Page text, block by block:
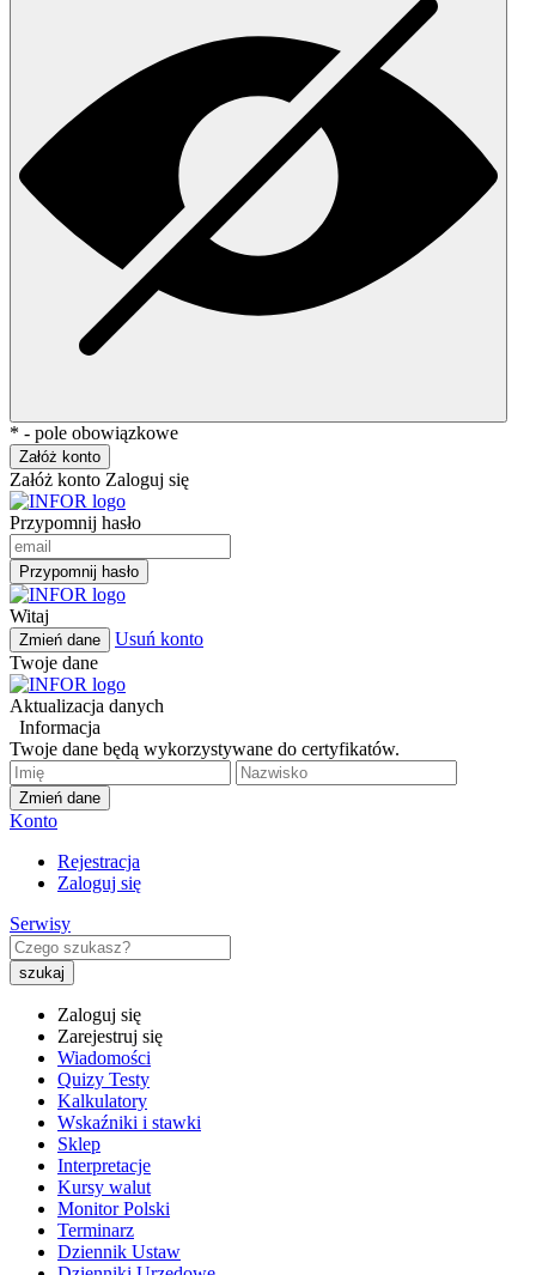
* - pole obowiązkowe
Załóż konto
Załóż konto Zaloguj się
Przypomnij hasło
Przypomnij hasło
Witaj
Zmień dane
Usuń konto
Twoje dane
Aktualizacja danych
Informacja
Twoje dane będą wykorzystywane do certyfikatów.
Zmień dane
Konto
Rejestracja
Zaloguj się
Serwisy
Zaloguj się
Zarejestruj się
Wiadomości
Quizy Testy
Kalkulatory
Wskaźniki i stawki
Sklep
Interpretacje
Kursy walut
Monitor Polski
Terminarz
Dziennik Ustaw